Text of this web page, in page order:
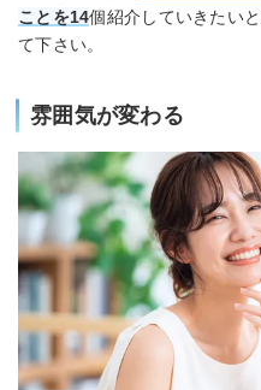
ことを14個紹介していきたい
て下さい。
雰囲気が変わる